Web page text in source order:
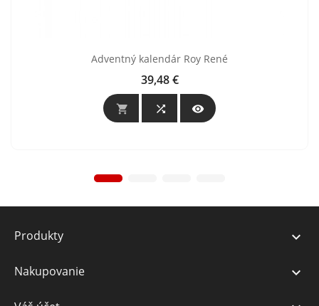
Adventný kalendár Roy René
Cena
39,48 €
  
Produkty 
Nakupovanie 